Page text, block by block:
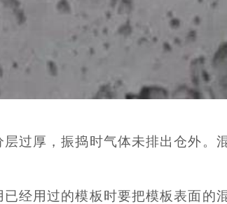
过厚，振捣时气体未排出仓外。
经用过的模板时要把模板表面的